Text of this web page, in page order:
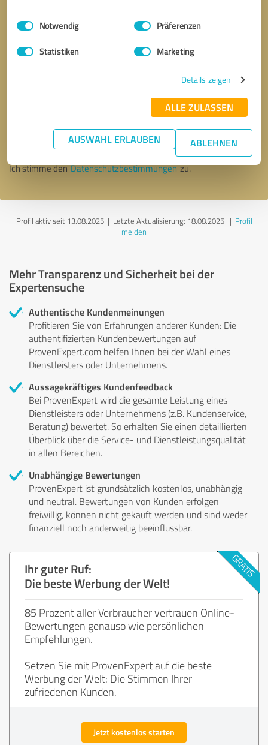
Impressum Datenschutzbestimmungen
Einwilligungsauswahl
Notwendig Präferenzen
Statistiken Marketing
Details zeigen
ALLE ZULASSEN
AUSWAHL ERLAUBEN ABLEHNEN
* Erforderliche Angaben
Nachricht senden
Ich stimme denDatenschutzbestimmungenzu.
Profil aktiv seit 13.08.2025 | Letzte Aktualisierung: 18.08.2025| Profil
melden
Mehr Transparenz und Sicherheit bei der
Expertensuche
Authentische Kundenmeinungen
Profitieren Sie von Erfahrungen anderer Kunden: Die
authentifizierten Kundenbewertungen auf
ProvenExpert.com helfen Ihnen bei der Wahl eines
Dienstleisters oder Unternehmens.
Aussagekräftiges Kundenfeedback
Bei ProvenExpert wird die gesamte Leistung eines
Dienstleisters oder Unternehmens (z.B. Kundenservice,
Beratung) bewertet. So erhalten Sie einen detaillierten
Überblick über die Service- und Dienstleistungsqualität
in allen Bereichen.
Unabhängige Bewertungen
ProvenExpert ist grundsätzlich kostenlos, unabhängig
und neutral. Bewertungen von Kunden erfolgen
freiwillig, können nicht gekauft werden und sind weder
finanziell noch anderweitig beeinflussbar.
Ihr guter Ruf:
Die beste Werbung der Welt!
85 Prozent aller Verbraucher vertrauen Online-
Bewertungen genauso wie persönlichen
Empfehlungen.
Setzen Sie mit ProvenExpert auf die beste
Werbung der Welt: Die Stimmen Ihrer
zufriedenen Kunden.
Jetzt kostenlos starten